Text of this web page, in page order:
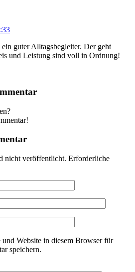
guter Alltagsbegleiter. Der geht
und Leistung sind voll in Ordnung!
nicht veröffentlicht. Erforderliche
Website in diesem Browser für
speichern.